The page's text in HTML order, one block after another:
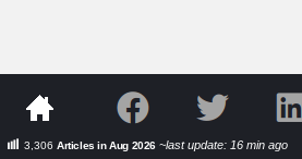
3,306 Articles in Aug 2026~last update: 16 min ago